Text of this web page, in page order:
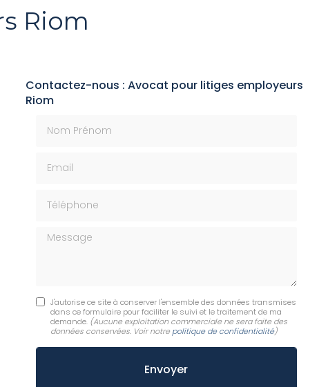
Riom
Contactez-nous : Avocat pour litiges employeurs
Riom
Message
J'autorise ce site à conserver l'ensemble des données transmises
dans ce formulaire pour faciliter le suivi et le traitement de ma
demande. (Aucune exploitation commerciale ne sera faite des
données conservées. Voir notre politique de confidentialité)